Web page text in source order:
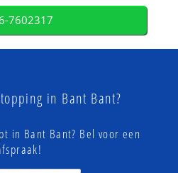
7602317
in Bant Bant?
in Bant Bant? Bel voor een